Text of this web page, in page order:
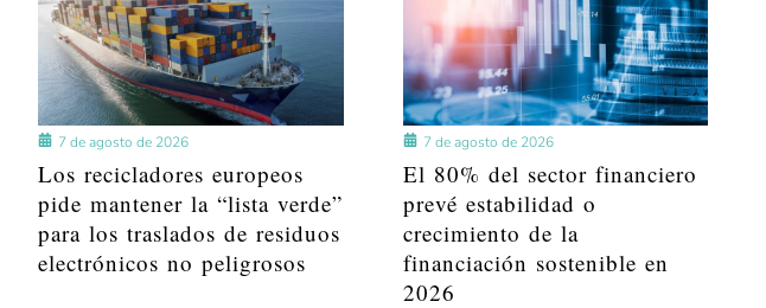
7 de agosto de 2026
Los recicladores europeos
pide mantener la “lista verde”
para los traslados de residuos
electrónicos no peligrosos
7 de agosto de 2026
El 80% del sector financiero
prevé estabilidad o
crecimiento de la
financiación sostenible en
2026